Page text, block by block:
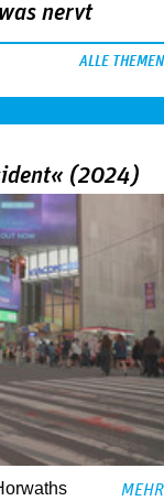
nervt
ALLE THEMEN
(2024)
MEHR